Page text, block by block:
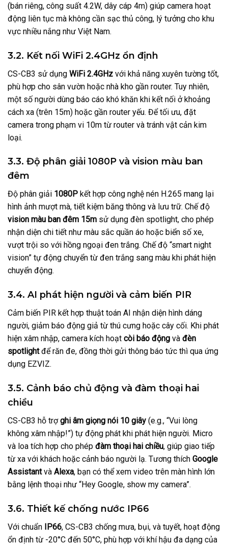
(bán riêng, công suất 4.2W, dây cáp 4m) giúp camera hoạt
động liên tục mà không cần sạc thủ công, lý tưởng cho khu
vực nhiều nắng như Việt Nam.
3.2. Kết nối WiFi 2.4GHz ổn định
CS-CB3 sử dụng WiFi 2.4GHz với khả năng xuyên tường tốt,
phù hợp cho sân vườn hoặc nhà kho gần router. Tuy nhiên,
một số người dùng báo cáo khó khăn khi kết nối ở khoảng
cách xa (trên 15m) hoặc gần router yếu. Để tối ưu, đặt
camera trong phạm vi 10m từ router và tránh vật cản kim
loại.
3.3. Độ phân giải 1080P và vision màu ban
đêm
Độ phân giải 1080P kết hợp công nghệ nén H.265 mang lại
hình ảnh mượt mà, tiết kiệm băng thông và lưu trữ. Chế độ
vision màu ban đêm 15m sử dụng đèn spotlight, cho phép
nhận diện chi tiết như màu sắc quần áo hoặc biển số xe,
vượt trội so với hồng ngoại đen trắng. Chế độ “smart night
vision” tự động chuyển từ đen trắng sang màu khi phát hiện
chuyển động.
3.4. AI phát hiện người và cảm biến PIR
Cảm biến PIR kết hợp thuật toán AI nhận diện hình dáng
người, giảm báo động giả từ thú cưng hoặc cây cối. Khi phát
hiện xâm nhập, camera kích hoạt còi báo động và đèn
spotlightđể răn đe, đồng thời gửi thông báo tức thì qua ứng
dụng EZVIZ.
3.5. Cảnh báo chủ động và đàm thoại hai
chiều
CS-CB3 hỗ trợghi âm giọng nói 10 giây (e.g., “Vui lòng
không xâm nhập!”) tự động phát khi phát hiện người. Micro
và loa tích hợp cho phép đàm thoại hai chiều, giúp giao tiếp
từ xa với khách hoặc cảnh báo người lạ. Tương thích Google
Assistantvà Alexa, bạn có thể xem video trên màn hình lớn
bằng lệnh thoại như “Hey Google, show my camera”.
3.6. Thiết kế chống nước IP66
Với chuẩn IP66, CS-CB3 chống mưa, bụi, và tuyết, hoạt động
ổn định từ -20°C đến 50°C, phù hợp với khí hậu đa dạng của